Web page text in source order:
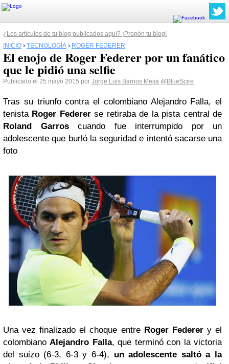
¿Los artículos de tu blog publicados aquí? ¡Propón tu blog!
INICIO › TECNOLOGÍA › ROGER FEDERER
El enojo de Roger Federer por un fanático
que le pidió una selfie
Publicado el 25 mayo 2015 por Jorge Luis Barrios Mejia @BlueScire
Tras su triunfo contra el colombiano Alejandro Falla, el
tenista Roger Federerse retiraba de la pista central de
Roland Garroscuando fue interrumpido por un
adolescente que burló la seguridad e intentó sacarse una
foto
Una vez finalizado el choque entre Roger Federery el
colombiano Alejandro Falla, que terminó con la victoria
del suizo (6-3, 6-3 y 6-4), un adolescente saltó a la